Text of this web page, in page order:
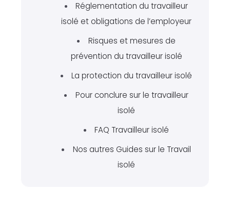
Réglementation du travailleur
isolé et obligations de l’employeur
Risques et mesures de
prévention du travailleur isolé
La protection du travailleur isolé
Pour conclure sur le travailleur
isolé
FAQ Travailleur isolé
Nos autres Guides sur le Travail
isolé